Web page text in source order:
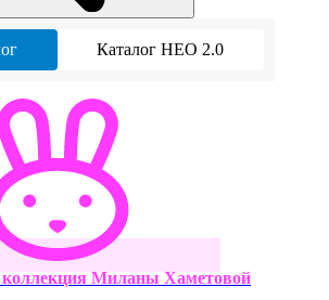
Каталог НЕО 2.0
коллекция Миланы Хаметовой